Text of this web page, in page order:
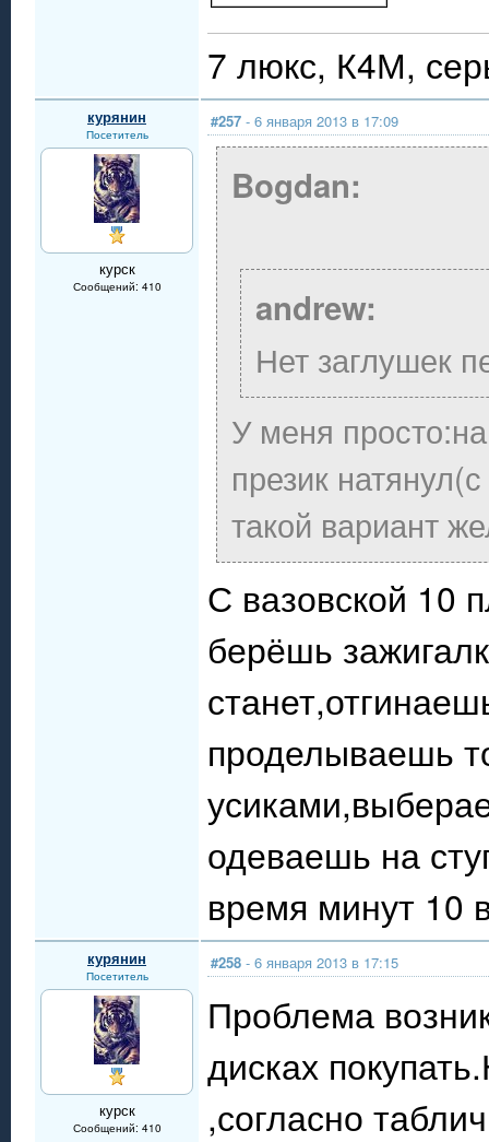
7 люкс, К4М,
курянин
Посетитель
курск
Сообщений: 410
#257 - 6 января 2013 в 17:09
Bogdan:
andrew:
Нет заглушек
У меня
презик
такой вариант
С вазовской 10
берёшь
проделываешь
одеваешь на
время минут 10
курянин
Посетитель
курск
Сообщений: 410
#258 - 6 января 2013 в 17:15
Проблема
дисках
,согласно